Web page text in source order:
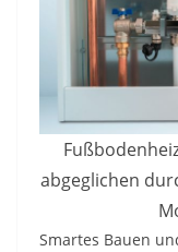
abgeglichen
Smartes Bauen